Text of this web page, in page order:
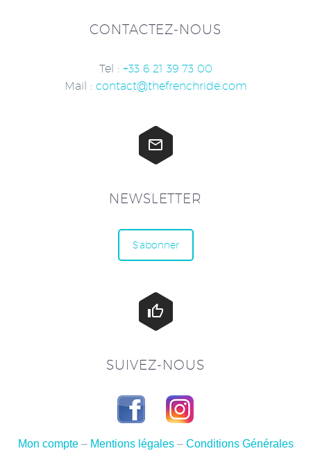
CONTACTEZ-NOUS
Tel : +33 6 21 39 73 00
Mail : contact@thefrenchride.com


NEWSLETTER
S'abonner


SUIVEZ-NOUS
Mon compte– Mentions légales– Conditions Générales